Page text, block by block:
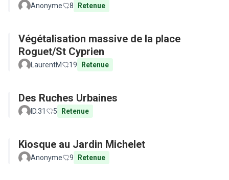
Anonyme 8 Retenue
Végétalisation massive de la place
Roguet/St Cyprien
LaurentM 19 Retenue
Des Ruches Urbaines
ID.31 5 Retenue
Kiosque au Jardin Michelet
Anonyme 9 Retenue